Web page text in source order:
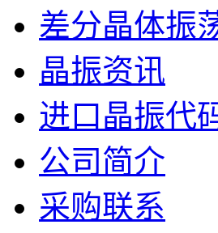
差分晶体振
晶振资讯
进口晶振代
公司简介
采购联系